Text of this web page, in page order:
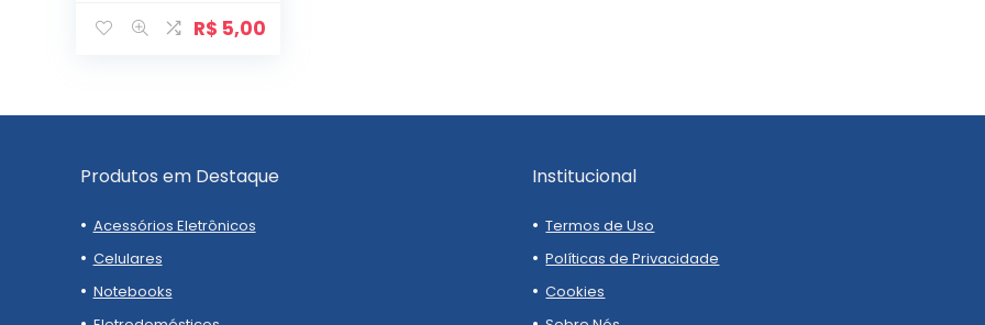
R$ 5,00
Produtos em Destaque
Acessórios Eletrônicos
Celulares
Notebooks
Institucional
Termos de Uso
Políticas de Privacidade
Cookies